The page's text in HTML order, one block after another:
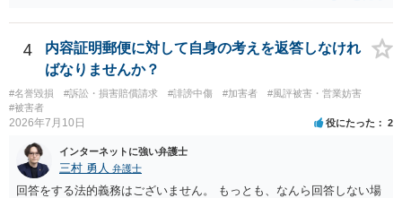
4
内容証明郵便に対して自身の考えを返答しなけれ
ばなりませんか？
#名誉毀損 #訴訟・損害賠償請求 #誹謗中傷 #加害者
#風評被害・営業妨害
#被害者
2026年7月10日 役にたった 2
インターネットに強い弁護士
三村 勇人 弁護士
回答をする法的義務はございません。 もっとも、なんら回答しない場